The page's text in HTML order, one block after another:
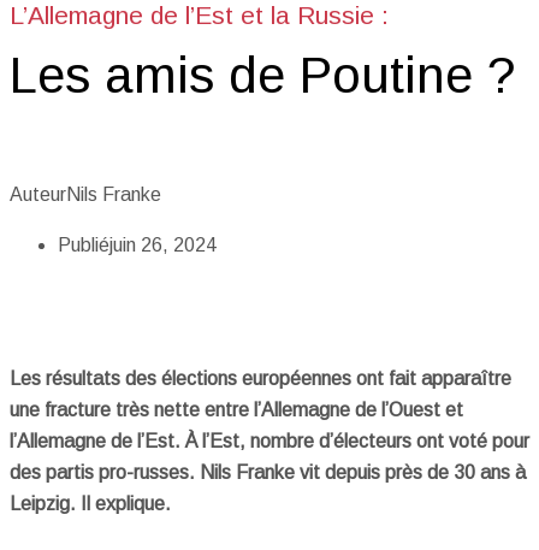
L’Allemagne de l’Est et la Russie :
Les amis de Poutine ?
AuteurNils Franke
Publiéjuin 26, 2024
Les résultats des élections européennes ont fait apparaître
une fracture très nette entre l’Allemagne de l’Ouest et
l’Allemagne de l’Est. À l’Est, nombre d’électeurs ont voté pour
des partis pro-russes. Nils Franke vit depuis près de 30 ans à
Leipzig. Il explique.